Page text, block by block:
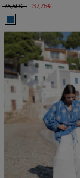
75,50€
37,75€